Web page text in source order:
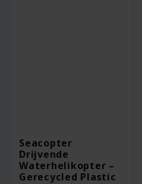
Seacopter
Drijvende
Waterhelikopter –
Gerecycled Plastic